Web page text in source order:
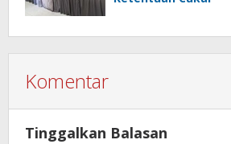
Komentar
Tinggalkan Balasan